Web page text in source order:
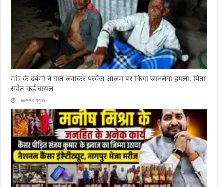
गांव के दबंगों ने घात लगाकर परवेज आलम पर किया जानलेवा हमला, पिता
समेत कई घायल
1 week ago